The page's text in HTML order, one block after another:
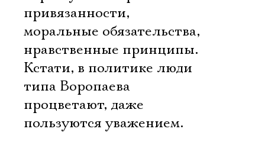
привязанности,
моральные обязательства,
нравственные принципы.
Кстати, в политике люди
типа Воропаева
процветают, даже
пользуются уважением.